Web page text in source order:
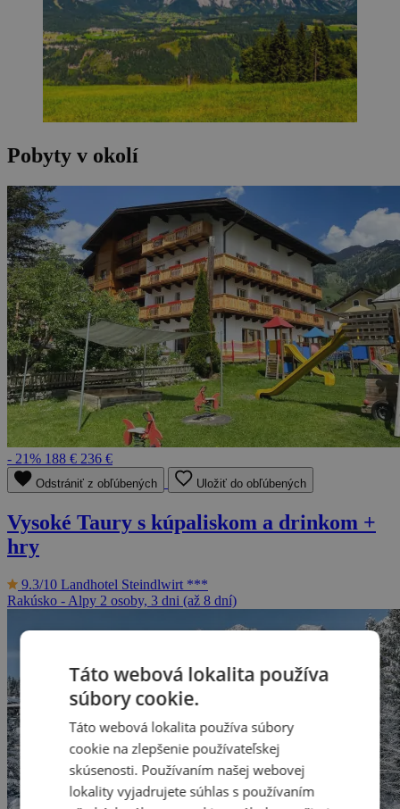
Pobyty v okolí
- 21% 188 € 236 €
Odstrániť z obľúbených Uložiť do obľúbených
Vysoké Taury s kúpaliskom a drinkom +
hry
9.3/10 Landhotel Steindlwirt ***
Rakúsko - Alpy 2 osoby, 3 dni (až 8 dní)
Táto webová lokalita používa
súbory cookie.
Táto webová lokalita používa súbory
cookie na zlepšenie používateľskej
skúsenosti. Používaním našej webovej
lokality vyjadrujete súhlas s používaním